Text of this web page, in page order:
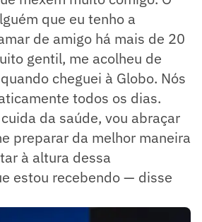
que eu tenho a
de amigo há mais de 20
gentil, me acolheu de
cheguei à Globo. Nós
todos os dias.
da saúde, vou abraçar
preparar da melhor maneira
à altura dessa
estou recebendo — disse